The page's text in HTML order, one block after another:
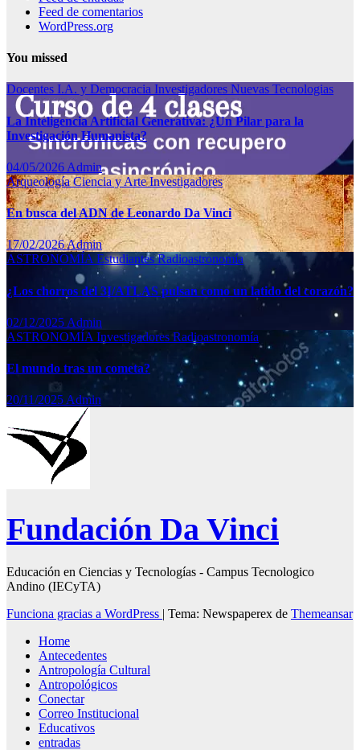
Feed de comentarios
WordPress.org
You missed
Docentes I.A. y Democracia Investigadores Nuevas Tecnologias
La Inteligencia Artificial Generativa: ¿Un Pilar para la
Investigación Humanista?
04/05/2026 Admin
ArqueologíaCiencia y ArteInvestigadores
En busca del ADN de Leonardo Da Vinci
17/02/2026Admin
ASTRONOMÍAEstudiantesRadioastronomía
¿Los chorros del 3I/ATLAS pulsan como un latido del corazón?
02/12/2025 Admin
ASTRONOMÍA Investigadores Radioastronomía
El mundo tras un cometa?
20/11/2025Admin
Fundación Da Vinci
Educación en Ciencias y Tecnologías - Campus Tecnologico
Andino (IECyTA)
Funciona gracias a WordPress | Tema: Newspaperex de Themeansar
Home
Antecedentes
Antropología Cultural
Antropológicos
Conectar
Correo Institucional
Educativos
entradas